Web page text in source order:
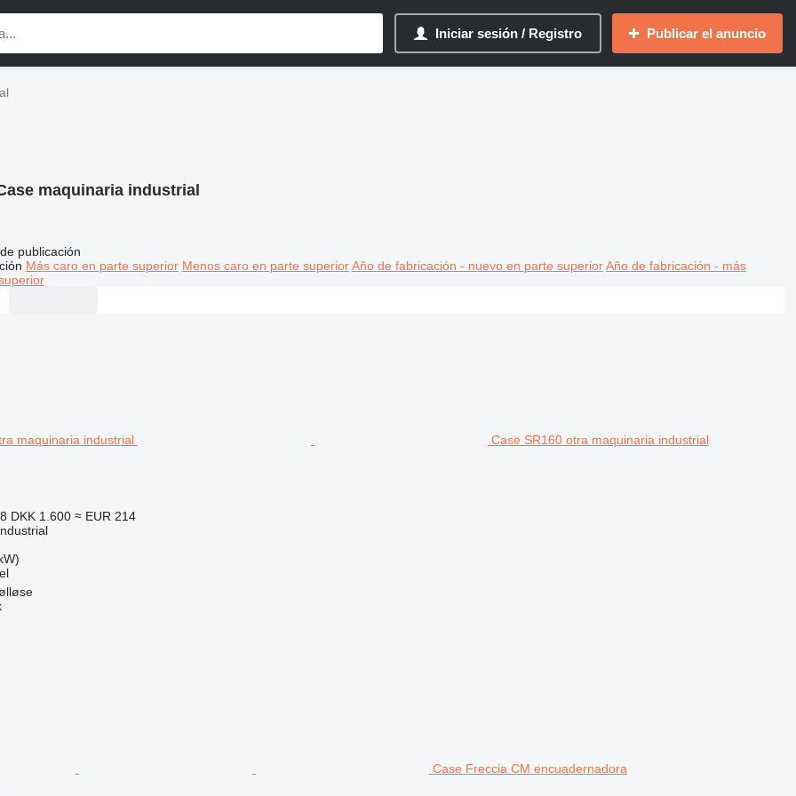
Iniciar sesión / Registro Publicar el anuncio
maquinaria industrial
publicación
Más caro en parte superior Menos caro en parte superior Año de fabricación - nuevo en parte superior Año de fabricación - más
Case SR160 otra maquinaria industrial
DKK 1.600 ≈ EUR 214
Case Freccia CM encuadernadora